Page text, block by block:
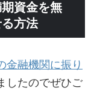
期資金を無
方法
金融機関に振り
したのでぜひご